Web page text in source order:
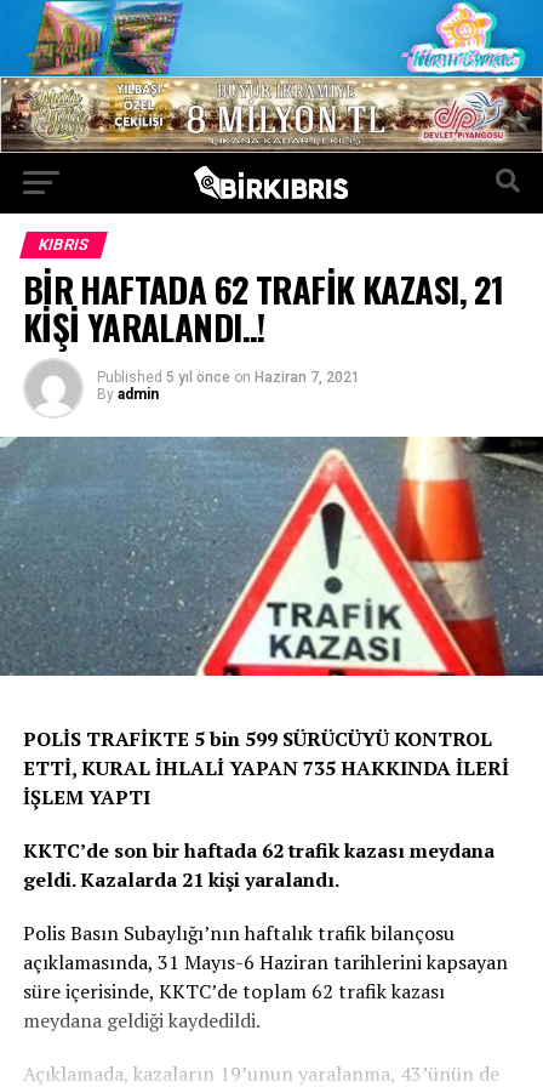
KIBRIS
BİR HAFTADA 62 TRAFİK KAZASI, 21
KİŞİ YARALANDI..!
Published 5 yıl önce on Haziran 7, 2021
By admin
POLİS TRAFİKTE 5 bin 599 SÜRÜCÜYÜ KONTROL
ETTİ, KURAL İHLALİ YAPAN 735 HAKKINDA İLERİ
İŞLEM YAPTI
KKTC’de son bir haftada 62 trafik kazası meydana
geldi. Kazalarda 21 kişi yaralandı.
Polis Basın Subaylığı’nın haftalık trafik bilançosu
açıklamasında, 31 Mayıs-6 Haziran tarihlerini kapsayan
süre içerisinde, KKTC’de toplam 62 trafik kazası
meydana geldiği kaydedildi.
Açıklamada, kazaların 19’unun yaralanma, 43’ünün de